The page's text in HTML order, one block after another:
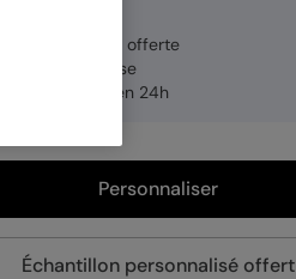
blanche offerte
française
rapide en 24h
Personnaliser
Échantillon personnalisé offert